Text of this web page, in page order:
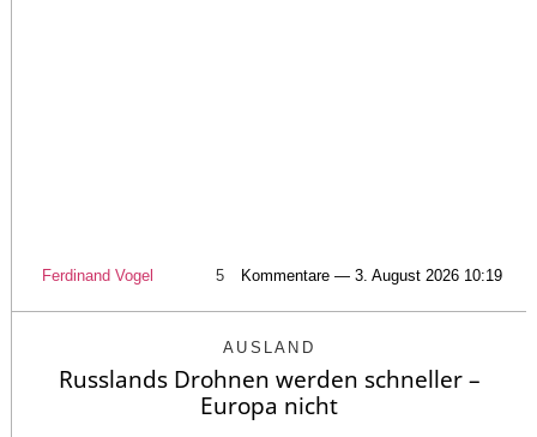
Ferdinand Vogel 5 Kommentare — 3. August 2026 10:19
AUSLAND
Russlands Drohnen werden schneller –
Europa nicht